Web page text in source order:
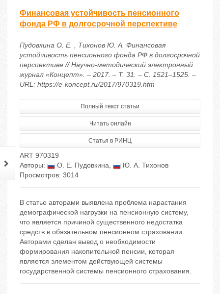
Финансовая устойчивость пенсионного
фонда РФ в долгосрочной перспективе
Пудовкина О. Е. , Тихонов Ю. А. Финансовая
устойчивость пенсионного фонда РФ в долгосрочной
перспективе // Научно-методический электронный
журнал «Концепт». – 2017. – Т. 31. – С. 1521–1525. –
URL: https://e-koncept.ru/2017/970319.htm
Полный текст статьи
Читать онлайн
Статья в РИНЦ
ART 970319
Авторы:
О. Е. Пудовкина,
Ю. А. Тихонов
Просмотров: 3014
В статье авторами выявлена проблема нарастания
демографической нагрузки на пенсионную систему,
что является причиной существенного недостатка
средств в обязательном пенсионном страховании.
Авторами сделан вывод о необходимости
формирования накопительной пенсии, которая
является элементом действующей системы
государственной системы пенсионного страхования.